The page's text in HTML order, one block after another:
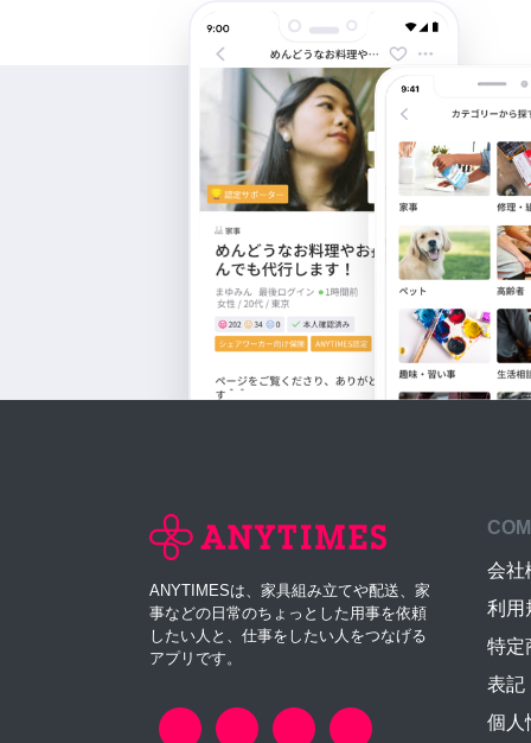
ANYTIMESは、家具組み立てや配送、家
事などの日常のちょっとした用事を依頼
したい人と、仕事をしたい人をつなげる
アプリです。
会社
利用
特定
表記
個人